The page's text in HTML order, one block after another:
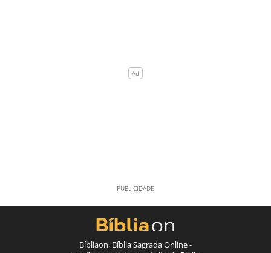
Bíbliaon, Bíblia Sagrada Online -